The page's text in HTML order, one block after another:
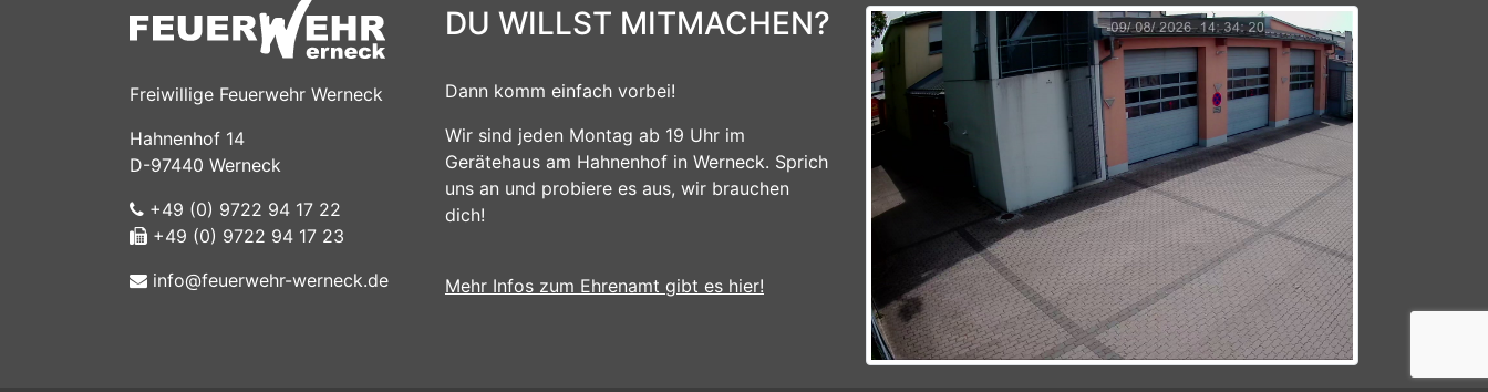
Freiwillige Feuerwehr Werneck
Hahnenhof 14
D-97440 Werneck
+49 (0) 9722 94 17 22
+49 (0) 9722 94 17 23
info@feuerwehr-werneck.de
DU WILLST MITMACHEN?
Dann komm einfach vorbei!
Wir sind jeden Montag ab 19 Uhr im
Gerätehaus am Hahnenhof in Werneck. Sprich
uns an und probiere es aus, wir brauchen
dich!
Mehr Infos zum Ehrenamt gibt es hier!